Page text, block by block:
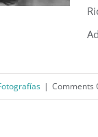
(1941)
| Comments